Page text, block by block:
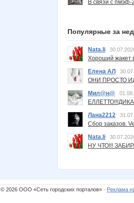
В связи с пмэф-
Популярные за
Nata.li
Хороший жакет
Елена АЛ
ОНИ ПРОСТО
Мил@н@
Лана2212
Сбор заказов.
Nata.li
НУ ЧТО!!!
© 2026 ООО «Сеть городских порталов» · Реклама